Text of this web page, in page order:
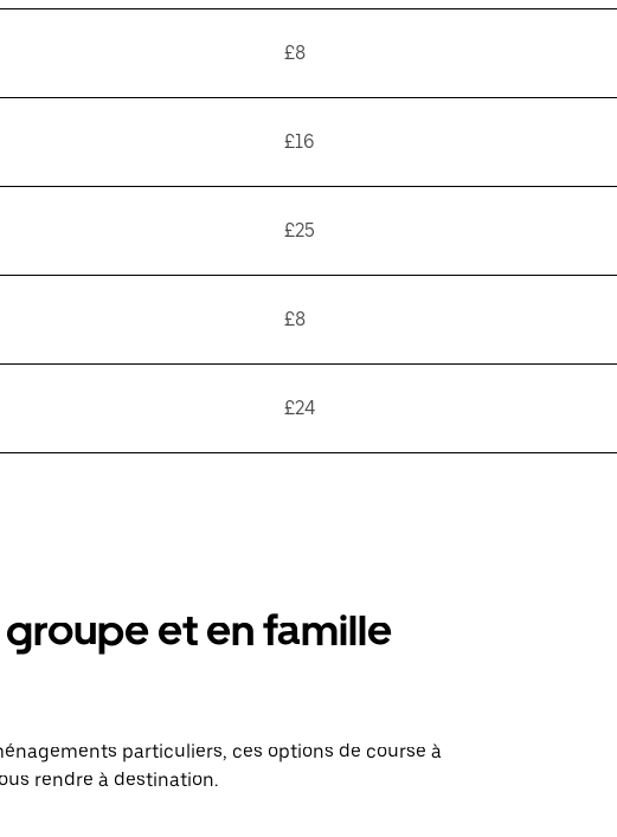
£8
£16
£25
£8
£24
et en famille
particuliers, ces options de course à
rendre à destination.